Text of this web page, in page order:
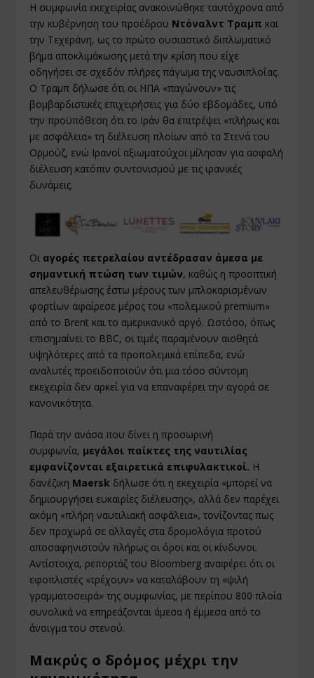
Η συμφωνία εκεχειρίας ανακοινώθηκε ταυτόχρονα από
την κυβέρνηση του προέδρου Ντόναλντ Τραμπ και
την Τεχεράνη, ως το πρώτο ουσιαστικό διπλωματικό
βήμα αποκλιμάκωσης μετά την κρίση που είχε
οδηγήσει σε σχεδόν πλήρες πάγωμα της ναυσιπλοΐας.
Ο Τραμπ δήλωσε ότι οι ΗΠΑ «παγώνουν» τις
βομβαρδιστικές επιχειρήσεις για δύο εβδομάδες, υπό
την προϋπόθεση ότι το Ιράν θα επιτρέψει «πλήρως και
με ασφάλεια» τη διέλευση πλοίων από τα Στενά του
Ορμούζ, ενώ Ιρανοί αξιωματούχοι μίλησαν για ασφαλή
διέλευση κατόπιν συντονισμού με τις ιρανικές
δυνάμεις.
Οι αγορές πετρελαίου αντέδρασαν άμεσα με
σημαντική πτώση των τιμών, καθώς η προοπτική
απελευθέρωσης έστω μέρους των μπλοκαρισμένων
φορτίων αφαίρεσε μέρος του «πολεμικού premium»
από το Brent και το αμερικανικό αργό. Ωστόσο, όπως
επισημαίνει το BBC, οι τιμές παραμένουν αισθητά
υψηλότερες από τα προπολεμικά επίπεδα, ενώ
αναλυτές προειδοποιούν ότι μια τόσο σύντομη
εκεχειρία δεν αρκεί για να επαναφέρει την αγορά σε
κανονικότητα.
Παρά την ανάσα που δίνει η προσωρινή
συμφωνία, μεγάλοι παίκτες της ναυτιλίας
εμφανίζονται εξαιρετικά επιφυλακτικοί. Η
δανέζικη Maersk δήλωσε ότι η εκεχειρία «μπορεί να
δημιουργήσει ευκαιρίες διέλευσης», αλλά δεν παρέχει
ακόμη «πλήρη ναυτιλιακή ασφάλεια», τονίζοντας πως
δεν προχωρά σε αλλαγές στα δρομολόγια προτού
αποσαφηνιστούν πλήρως οι όροι και οι κίνδυνοι.
Αντίστοιχα, ρεπορτάζ του Bloomberg αναφέρει ότι οι
εφοπλιστές «τρέχουν» να καταλάβουν τη «ψιλή
γραμματοσειρά» της συμφωνίας, με περίπου 800 πλοία
συνολικά να επηρεάζονται άμεσα ή έμμεσα από το
άνοιγμα του στενού.
Μακρύς ο δρόμος μέχρι την